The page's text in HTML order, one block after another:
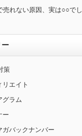
売れない原因、実は○○でし
ー
策
リエイト
グラム
ー
ガバックナンバー